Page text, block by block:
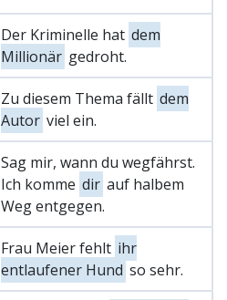
Der Kriminelle hat dem
Millionär gedroht.
Zu diesem Thema fällt dem
Autor viel ein.
Sag mir, wann du wegfährst.
Ich komme dir auf halbem
Weg entgegen.
Frau Meier fehlt ihr
entlaufener Hund so sehr.